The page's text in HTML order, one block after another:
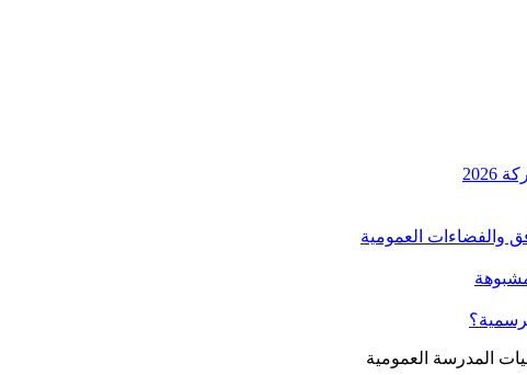
والفضاءات العمومية
المدرسة العمومية